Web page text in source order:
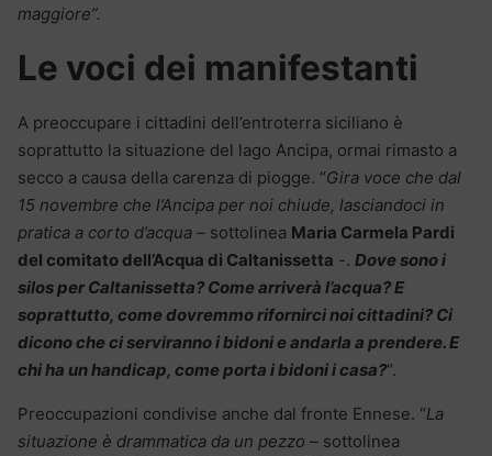
maggiore”.
Le voci dei manifestanti
A preoccupare i cittadini dell’entroterra siciliano è
soprattutto la situazione del lago Ancipa, ormai rimasto a
secco a causa della carenza di piogge. “Gira voce che dal
15 novembre che l’Ancipa per noi chiude, lasciandoci in
pratica a corto d’acqua – sottolinea Maria Carmela Pardi
del comitato dell’Acqua di Caltanissetta -. Dove sono i
silos per Caltanissetta? Come arriverà l’acqua? E
soprattutto, come dovremmo rifornirci noi cittadini? Ci
dicono che ci serviranno i bidoni e andarla a prendere. E
chi ha un handicap, come porta i bidoni i casa?“.
Preoccupazioni condivise anche dal fronte Ennese. “La
situazione è drammatica da un pezzo – sottolinea